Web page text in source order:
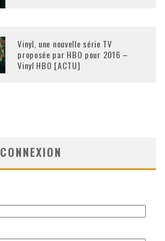
Vinyl, une nouvelle série TV
proposée par HBO pour 2016 –
Vinyl HBO [ACTU]
CONNEXION